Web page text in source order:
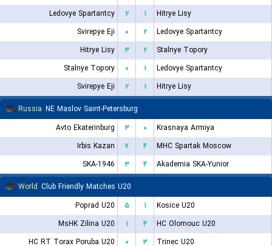
Ledovye Spartantcy
۲ ۱
Hitrye Lisy
Svirepye Eji
۰ ۲
Ledovye Spartantcy
Hitrye Lisy
۳ ۲
Stalnye Topory
Stalnye Topory
۰ ۱
Ledovye Spartantcy
Svirepye Eji
۲ ۱
Hitrye Lisy
Russia NE Maslov Saint-Petersburg
Avto Ekaterinburg
۳ ۰
Krasnaya Armiya
Irbis Kazan
۷ ۴
MHC Spartak Moscow
SKA-1946
۳ ۴
Akademia SKA-Yunior
World Club Friendly Matches U20
Poprad U20
۵ ۱
Kosice U20
MsHK Zilina U20
۱ ۴
HC Olomouc U20
HC RT Torax Poruba U20
۰ ۳ Trinec U20